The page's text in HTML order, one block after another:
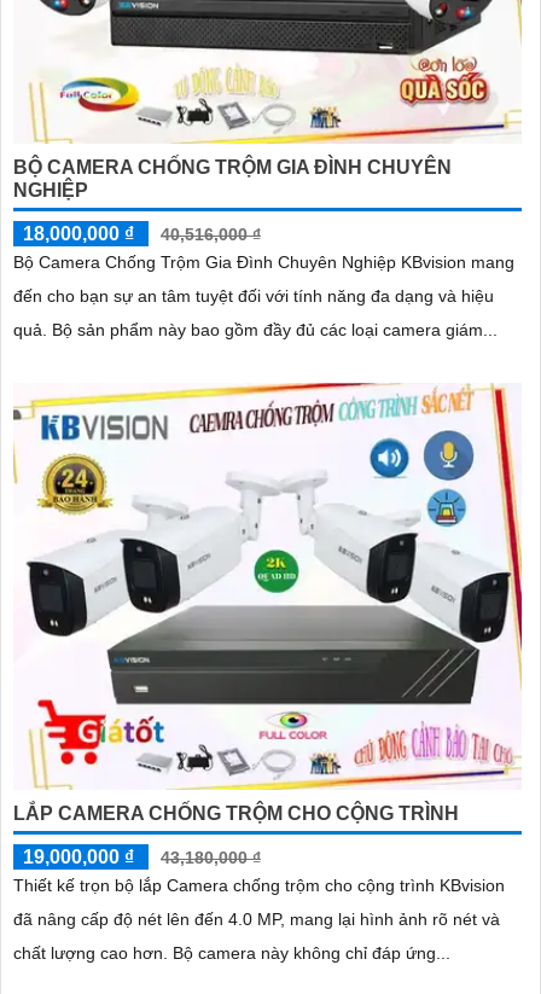
BỘ CAMERA CHỐNG TRỘM GIA ĐÌNH CHUYÊN
NGHIỆP
18,000,000 ₫
40,516,000 ₫
Bộ Camera Chống Trộm Gia Đình Chuyên Nghiệp KBvision mang
đến cho bạn sự an tâm tuyệt đối với tính năng đa dạng và hiệu
quả. Bộ sản phẩm này bao gồm đầy đủ các loại camera giám...
LẮP CAMERA CHỐNG TRỘM CHO CỘNG TRÌNH
19,000,000 ₫
43,180,000 ₫
Thiết kế trọn bộ lắp Camera chống trộm cho cộng trình KBvision
đã nâng cấp độ nét lên đến 4.0 MP, mang lại hình ảnh rõ nét và
chất lượng cao hơn. Bộ camera này không chỉ đáp ứng...